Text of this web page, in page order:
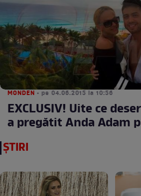
MONDEN • pe 04.06.2015 la 10:56
EXCLUSIV! Uite ce
a pregătit Anda Adam
ȘTIRI